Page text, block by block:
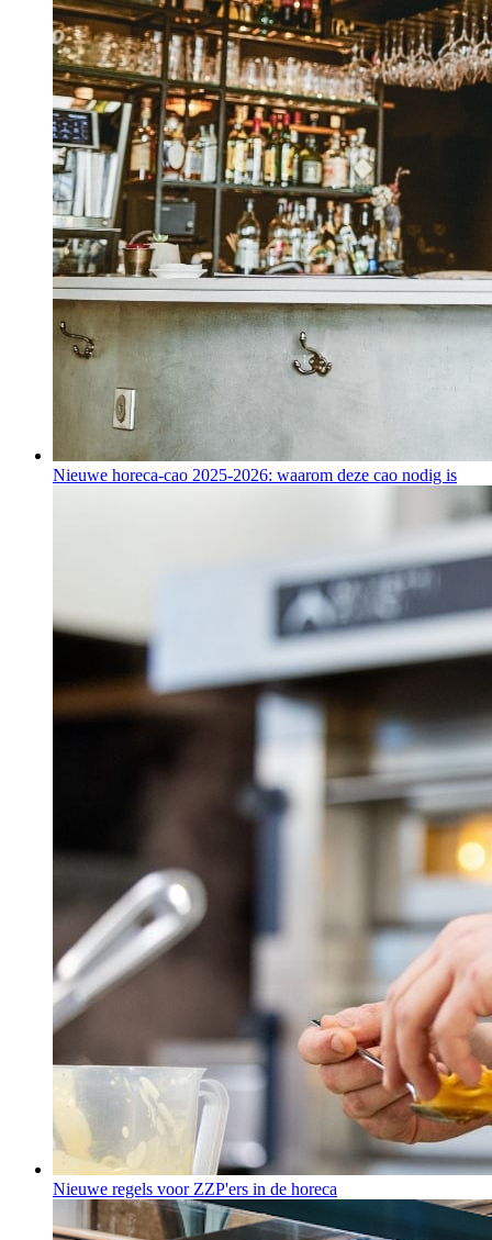
Nieuwe horeca-cao 2025-2026: waarom deze cao nodig is
Nieuwe regels voor ZZP'ers in de horeca